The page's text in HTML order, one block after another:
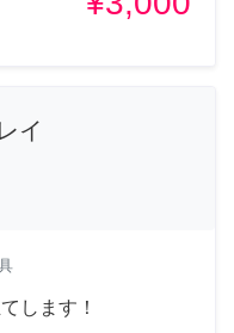
イ
します！